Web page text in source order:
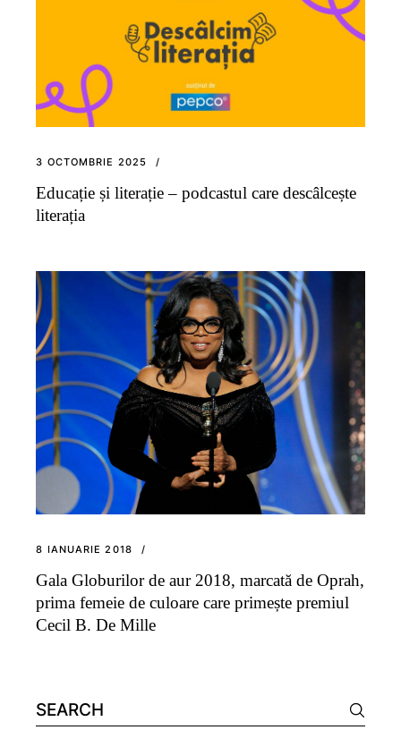
3 OCTOMBRIE 2025
Educație și literație – podcastul care descâlcește
literația
8 IANUARIE 2018
Gala Globurilor de aur 2018, marcată de Oprah,
prima femeie de culoare care primește premiul
Cecil B. De Mille
Search
for: